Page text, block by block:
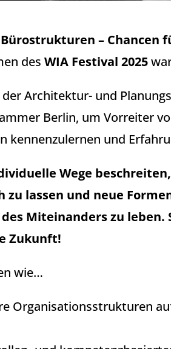
– Chancen
desWIA Festival 2025
der Architektur- und
Berlin, um Vorreiter
kennenzulernen und
Wege
lassen und neue
Miteinanders zu leben.
Zukunft!
wie…
Organisationsstrukturen